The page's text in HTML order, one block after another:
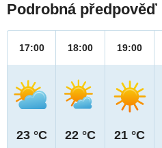
Podrobná předpověď
17:00
23 °C
18:00
22 °C
19:00
21 °C